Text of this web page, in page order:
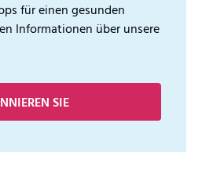
für einen gesunden
Informationen über unsere
SIE